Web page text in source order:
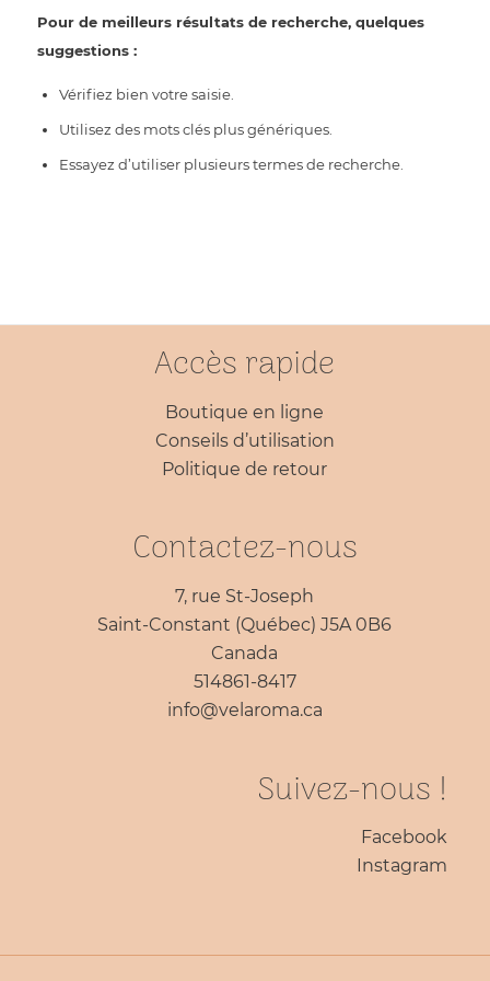
Pour de meilleurs résultats de recherche, quelques
suggestions :
Vérifiez bien votre saisie.
Utilisez des mots clés plus génériques.
Essayez d’utiliser plusieurs termes de recherche.
Accès rapide
Boutique en ligne
Conseils d’utilisation
Politique de retour
Contactez-nous
7, rue St-Joseph
Saint-Constant (Québec) J5A 0B6
Canada
514861-8417
info@velaroma.ca
Suivez-nous !
Facebook
Instagram